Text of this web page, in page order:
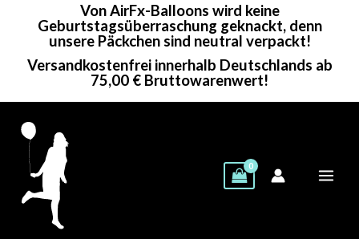
Von AirFx-Balloons wird keine
Geburtstagsüberraschung geknackt, denn
unsere Päckchen sind neutral verpackt!
Versandkostenfrei innerhalb Deutschlands ab
75,00 € Bruttowarenwert!